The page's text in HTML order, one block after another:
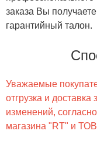
заказа Вы
гарантийный талон.
Уважаемые
отгрузка и доставка
изменений,
магазина "RT" и